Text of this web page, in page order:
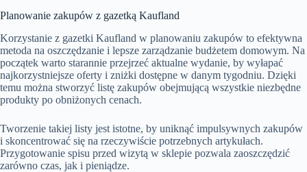
Planowanie zakupów z gazetką Kaufland
Korzystanie z gazetki Kaufland w planowaniu zakupów to efektywna
metoda na oszczędzanie i lepsze zarządzanie budżetem domowym. Na
początek warto starannie przejrzeć aktualne wydanie, by wyłapać
najkorzystniejsze oferty i zniżki dostępne w danym tygodniu. Dzięki
temu można stworzyć listę zakupów obejmującą wszystkie niezbędne
produkty po obniżonych cenach.
Tworzenie takiej listy jest istotne, by uniknąć impulsywnych zakupów
i skoncentrować się na rzeczywiście potrzebnych artykułach.
Przygotowanie spisu przed wizytą w sklepie pozwala zaoszczędzić
zarówno czas, jak i pieniądze.